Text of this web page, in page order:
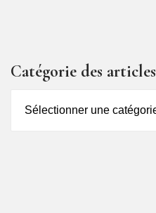
Catégorie des articles
des